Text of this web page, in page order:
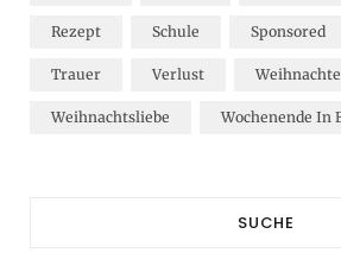
Rezept Schule Sponsored
Trauer Verlust
Weihnachtsliebe Wochenende In
SUCHE